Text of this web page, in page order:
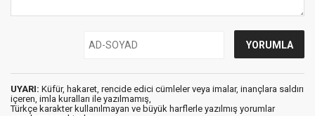
UYARI: Küfür, hakaret, rencide edici cümleler veya imalar, inançlara saldırı
içeren, imla kuralları ile yazılmamış,
Türkçe karakter kullanılmayan ve büyük harflerle yazılmış yorumlar